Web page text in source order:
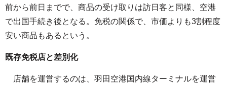
前から前日までで、商品の受け取りは訪日客と同様、空港
で出国手続き後となる。免税の関係で、市価よりも3割程度
安い商品もあるという。
既存免税店と差別化
店舗を運営するのは、羽田空港国内線ターミナルを運営